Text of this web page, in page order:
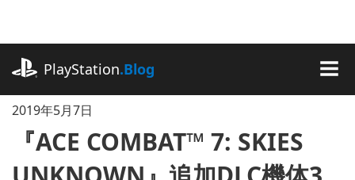
に
キ
ッ
プ
PlayStation.Blog
2019年5月7日
『ACE COMBAT™ 7: SKIES